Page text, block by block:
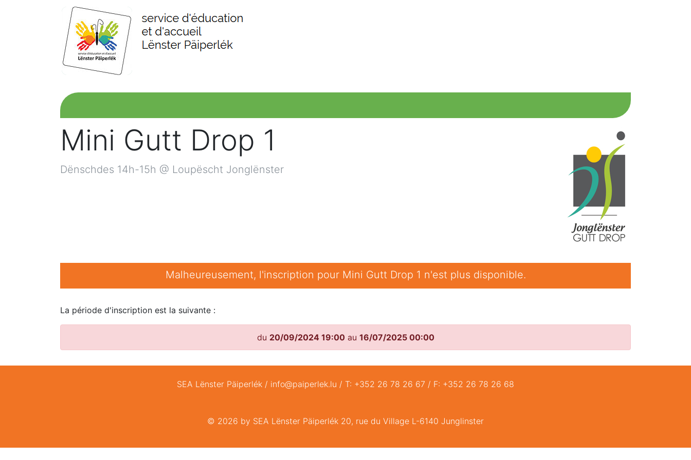
Mini Gutt Drop 1
Dënschdes 14h-15h @ Loupëscht Jonglënster
Malheureusement, l'inscription pour Mini Gutt Drop 1 n'est plus disponible.
La période d'inscription est la suivante :
du 20/09/2024 19:00au 16/07/2025 00:00
SEA Lënster Päiperlék / info@paiperlek.lu / T: +352 26 78 26 67 / F: +352 26 78 26 68
© 2026 by SEA Lënster Päiperlék 20, rue du Village L-6140 Junglinster